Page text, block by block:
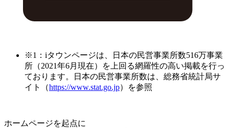
※1：iタウンページは、日本の民営事業所数516万事業
所（2021年6月現在）を上回る網羅性の高い掲載を行っ
ております。日本の民営事業所数は、総務省統計局サ
イト（https://www.stat.go.jp）を参照
ホームページを起点に